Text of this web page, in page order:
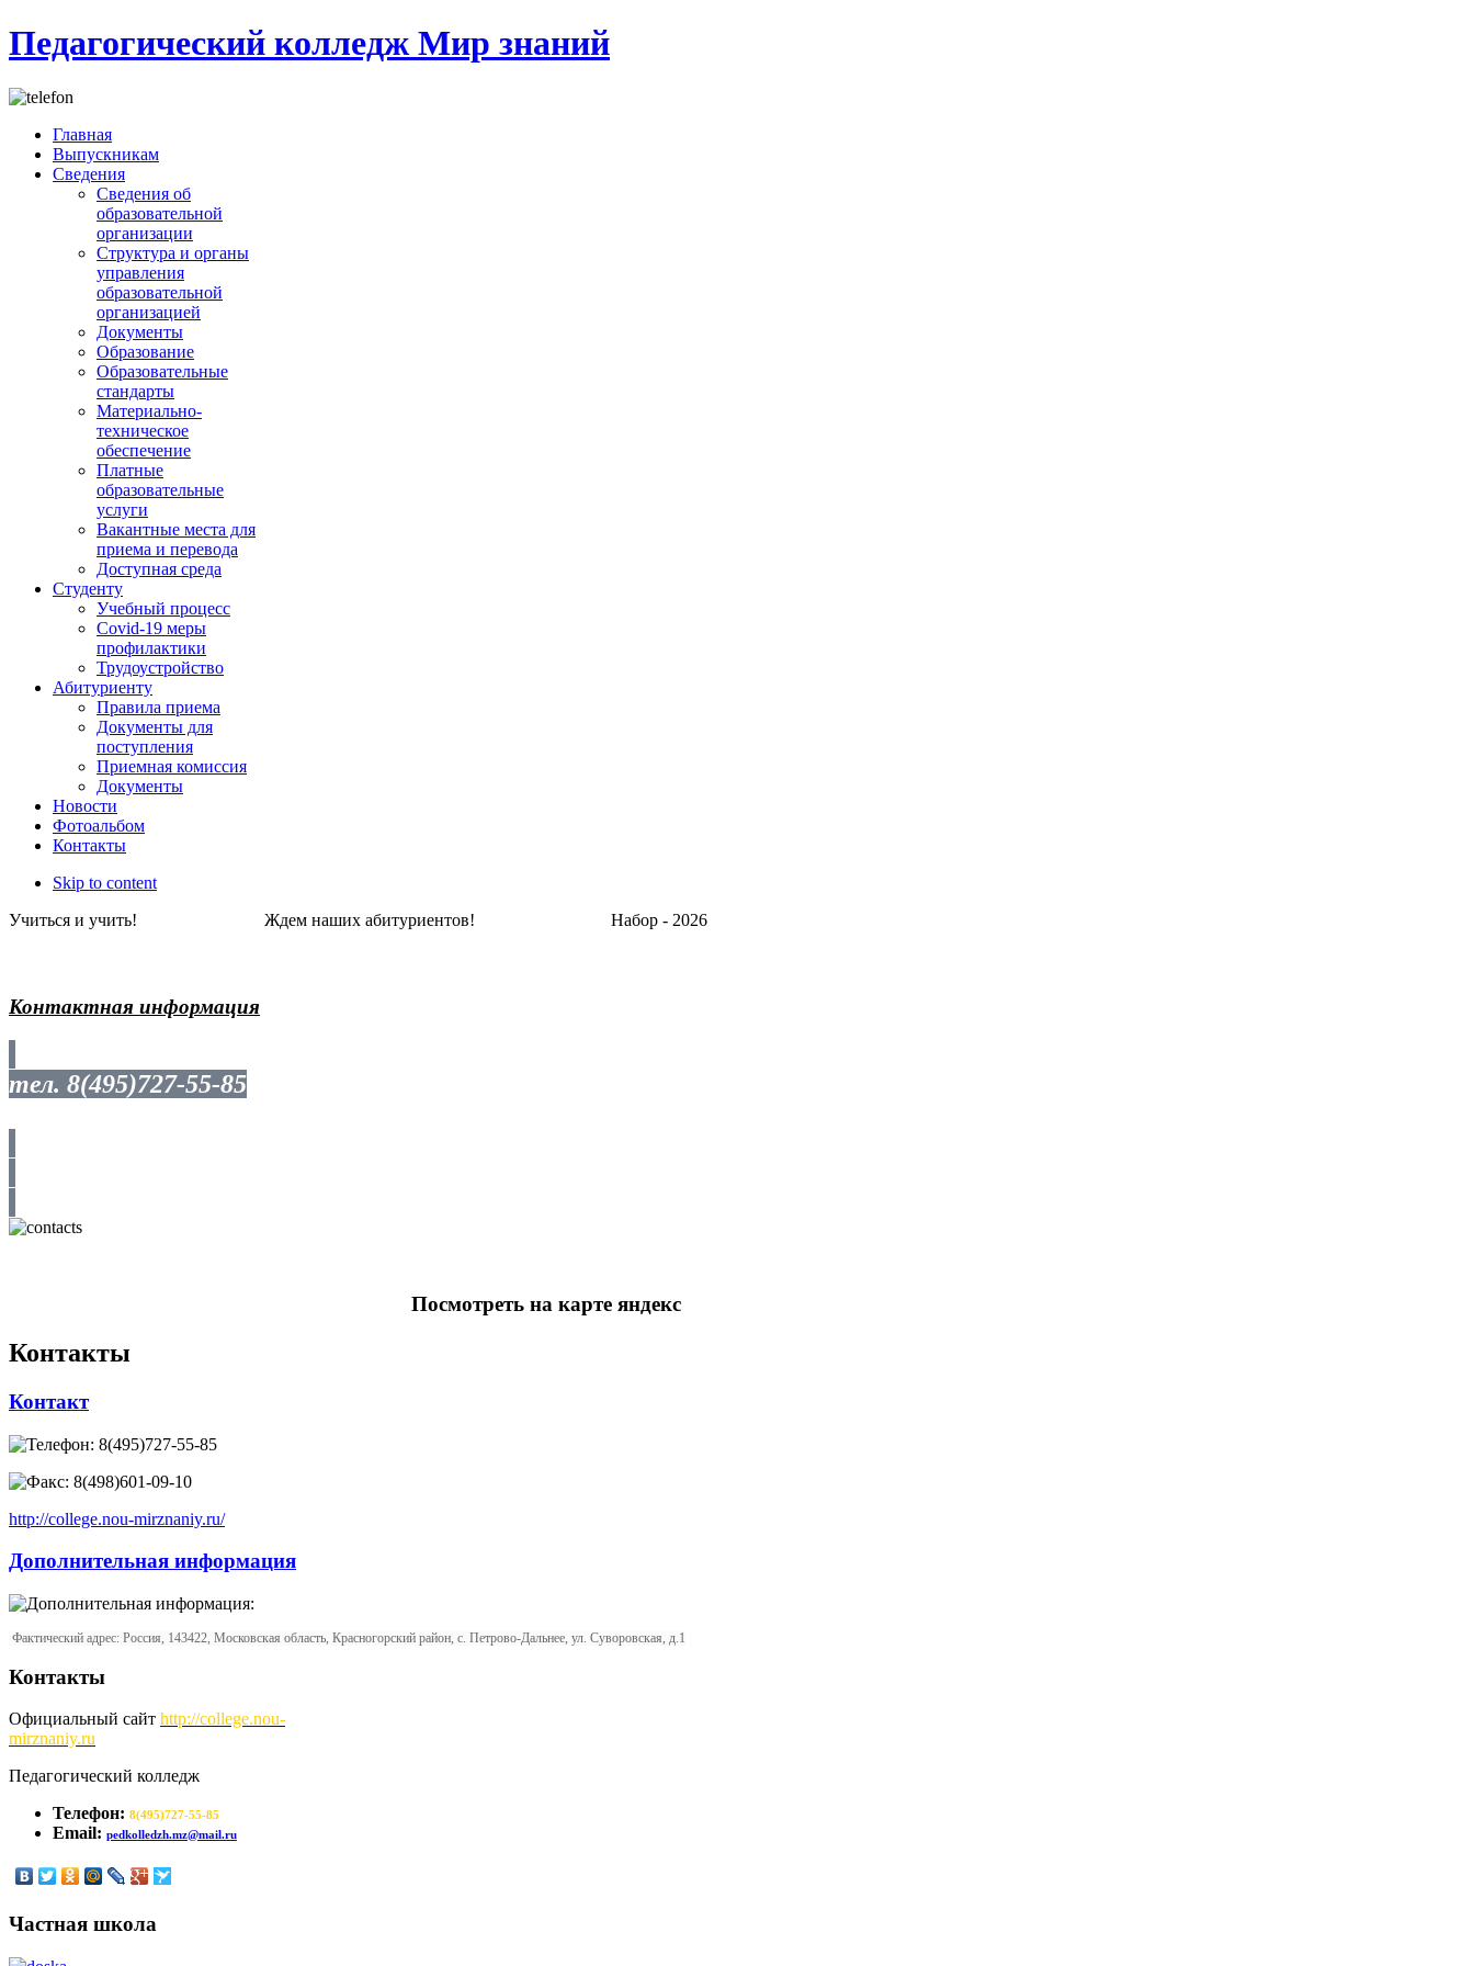
Педагогический колледж Мир знаний
Главная
Выпускникам
Сведения
Сведения об
образовательной
организации
Структура и органы
управления
образовательной
организацией
Документы
Образование
Образовательные
стандарты
Материально-
техническое
обеспечение
Платные
образовательные
услуги
Вакантные места для
приема и перевода
Доступная среда
Студенту
Учебный процесс
Covid-19 меры
профилактики
Трудоустройство
Абитуриенту
Правила приема
Документы для
поступления
Приемная комиссия
Документы
Новости
Фотоальбом
Контакты
Skip to content
Учиться и учить! Ждем наших абитуриентов! Набор - 2026
Контактная информация
тел. 8(495)727-55-85
Посмотреть на карте яндекс
Контакты
Контакт
8(495)727-55-85
8(498)601-09-10
http://college.nou-mirznaniy.ru/
Дополнительная информация
Фактический адрес: Россия, 143422, Московская область, Красногорский район, с. Петрово-Дальнее, ул. Суворовская, д.1
Контакты
Официальный сайт http://college.nou-
mirznaniy.ru
Педагогический колледж
Телефон: 8(495)727-55-85
Email: pedkolledzh.mz@mail.ru
Частная школа